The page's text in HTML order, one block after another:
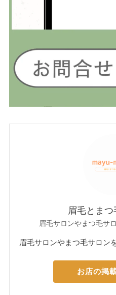
眉毛とま
眉毛サロンやまつ毛サ
眉毛サロンやまつ毛サロン
お店の掲